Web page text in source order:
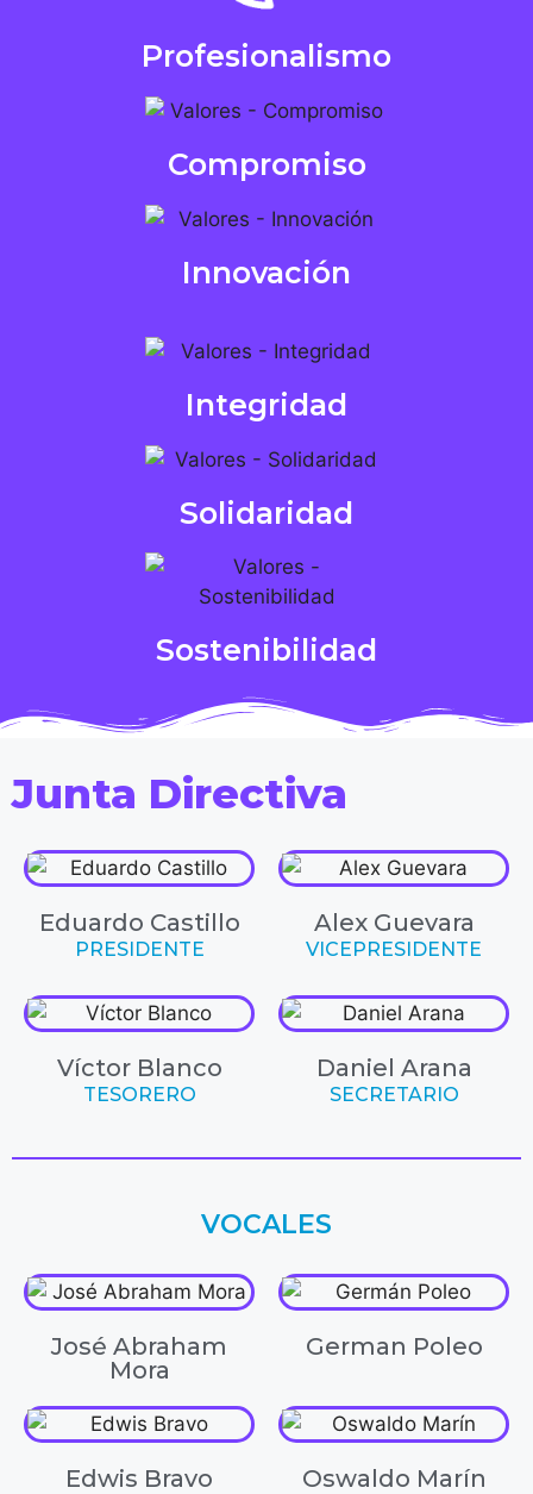
Profesionalismo
Compromiso
Innovación
Integridad
Solidaridad
Sostenibilidad
Junta Directiva
Eduardo Castillo
PRESIDENTE
Alex Guevara
VICEPRESIDENTE
Víctor Blanco
TESORERO
Daniel Arana
SECRETARIO
VOCALES
José Abraham
Mora
German Poleo
Edwis Bravo Oswaldo Marín